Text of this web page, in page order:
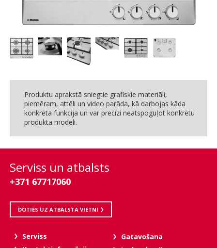
Produktu aprakstā sniegtie grafiskie materiāli,
piemēram, attēli un video parāda, kā darbojas kāda
konkrēta funkcija un var precīzi neatspoguļot konkrētu
produkta modeli.
Serviss un atbalsts
+371 67717060
DOTIES UZ ATBALSTA VIETNI
Serviss
Gatavošana